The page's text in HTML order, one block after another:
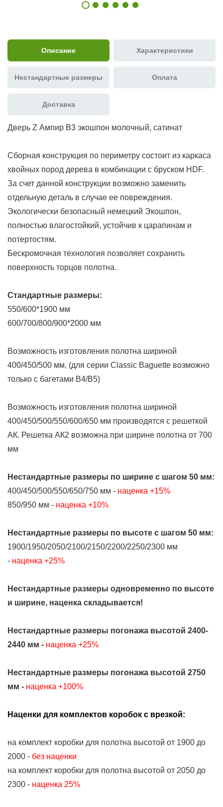
Описание Характеристики
Нестандартные размеры Оплата
Доставка
Дверь Z Ампир В3 экошпон молочный, сатинат
Сборная конструкция по периметру состоит из каркаса
хвойных пород дерева в комбинации с бруском HDF.
За счет данной конструкции возможно заменить
отдельную деталь в случае ее повреждения.
Экологически безопасный немецкий Экошпон,
полностью влагостойкий, устойчив к царапинам и
потертостям.
Бескромочная технология позволяет сохранить
поверхность торцов полотна.
Стандартные размеры:
550/600*1900 мм
600/700/800/900*2000 мм
Возможность изготовления полотна шириной
400/450/500 мм, (для серии Classic Baguette возможно
только с багетами В4/В5)
Возможность изготовления полотна шириной
400/450/500/550/600/650 мм производятся с решеткой
АК. Решетка АК2 возможна при ширине полотна от 700
мм
Нестандартные размеры по ширине с шагом 50 мм:
400/450/500/550/650/750 мм - наценка +15%
850/950 мм - наценка +10%
Нестандартные размеры по высоте с шагом 50 мм:
1900/1950/2050/2100/2150/2200/2250/2300 мм
- наценка +25%
Нестандартные размеры одновременно по высоте
и ширине, наценка складывается!
Нестандартные размеры погонажа высотой 2400-
2440 мм - наценка +25%
Нестандартные размеры погонажа высотой 2750
мм - наценка +100%
Наценки для комплектов коробок с врезкой:
на комплект коробки для полотна высотой от 1900 до
2000 - без наценки
на комплект коробки для полотна высотой от 2050 до
2300 - наценка 25%